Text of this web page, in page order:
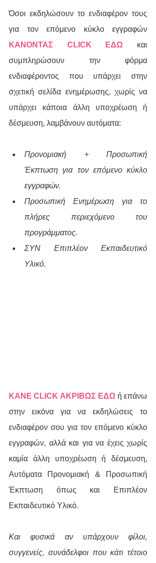
Όσοι εκδηλώσουν το ενδιαφέρον τους
ΚΑΝΟΝΤΑΣ CLICK ΕΔΩ και
συμπληρώσουν την φόρμα
ενδιαφέροντος που υπάρχει στην
σχετική σελίδα ενημέρωσης, χωρίς να
υπάρχει κάποια άλλη υποχρέωση ή
δέσμευση, λαμβάνουν αυτόματα:
Προνομιακή + Προσωπική
Έκπτωση για τον επόμενο κύκλο
εγγραφών.
Προσωπική Ενημέρωση για το
πλήρες περιεχόμενο του
προγράμματος.
ΣΥΝ Επιπλέον Εκπαιδευτικό
Υλικό.
ΚΑΝΕ CLICK ΑΚΡΙΒΩΣ ΕΔΩ ή επάνω
στην εικόνα για να εκδηλώσεις το
ενδιαφέρον σου για τον επόμενο κύκλο
εγγραφών, αλλά και για να έχεις χωρίς
καμία άλλη υποχρέωση ή δέσμευση,
Αυτόματα Προνομιακή & Προσωπική
Έκπτωση όπως και Επιπλέον
Εκπαιδευτικό Υλικό.
Και φυσικά αν υπάρχουν φίλοι,
συγγενείς, συνάδελφοι που κάτι τέτοιο